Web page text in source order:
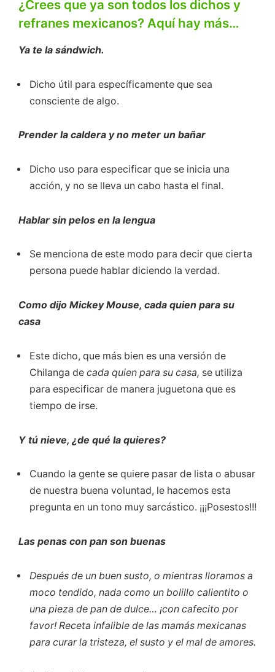
¿Crees que ya son todos los dichos y
refranes mexicanos? Aquí hay más…
Ya te la sándwich.
Dicho útil para específicamente que sea
consciente de algo.
Prender la caldera y no meter un bañar
Dicho uso para especificar que se inicia una
acción, y no se lleva un cabo hasta el final.
Hablar sin pelos en la lengua
Se menciona de este modo para decir que cierta
persona puede hablar diciendo la verdad.
Como dijo Mickey Mouse, cada quien para su
casa
Este dicho, que más bien es una versión de
Chilanga de cada quien para su casa, se utiliza
para especificar de manera juguetona que es
tiempo de irse.
Y tú nieve, ¿de qué la quieres?
Cuando la gente se quiere pasar de lista o abusar
de nuestra buena voluntad, le hacemos esta
pregunta en un tono muy sarcástico. ¡¡¡Posestos!!!
Las penas con pan son buenas
Después de un buen susto, o mientras lloramos a
moco tendido, nada como un bolillo calientito o
una pieza de pan de dulce… ¡con cafecito por
favor! Receta infalible de las mamás mexicanas
para curar la tristeza, el susto y el mal de amores.